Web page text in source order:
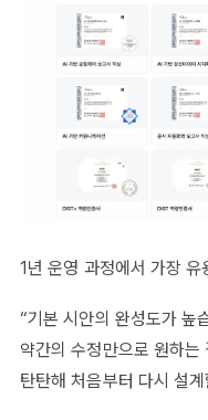
1년 운영 과정에서 가장
“기본 시안의 완성도가 높
약간의 수정만으로 원하는
탄탄해 처음부터 다시 설